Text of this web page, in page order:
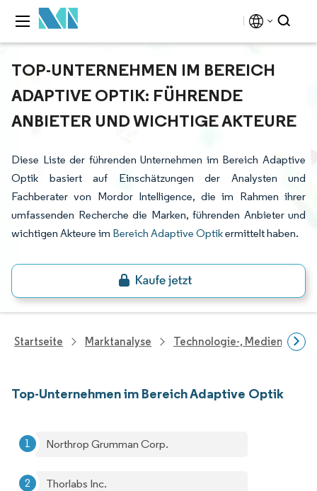
TOP-UNTERNEHMEN IM BEREICH
ADAPTIVE OPTIK: FÜHRENDE
ANBIETER UND WICHTIGE AKTEURE
Diese Liste der führenden Unternehmen im Bereich Adaptive
Optik basiert auf Einschätzungen der Analysten und
Fachberater von Mordor Intelligence, die im Rahmen ihrer
umfassenden Recherche die Marken, führenden Anbieter und
wichtigen Akteure im Bereich Adaptive Optikermittelt haben.
Startseite Marktanalyse Technologie-, Medien- Und
Top-Unternehmen im Bereich Adaptive Optik
Northrop Grumman Corp.
Thorlabs Inc.